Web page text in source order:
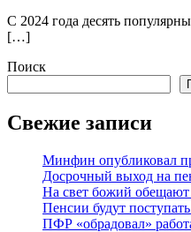
С 2024 года десять
[…]
Поиск
Свежие записи
Минфин опубликовал
Досрочный выход на
На свет божий обещают
Пенсии будут
ПФР «обрадовал»